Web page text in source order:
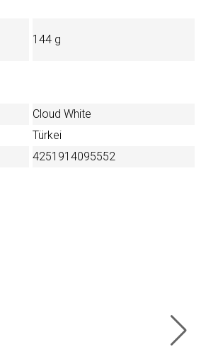
144 g
Cloud White
Türkei
4251914095552